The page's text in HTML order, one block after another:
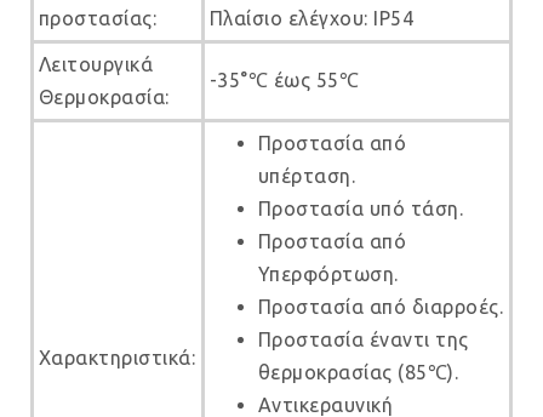
προστασίας:
Πλαίσιο ελέγχου: IP54
Λειτουργικά
Θερμοκρασία:
-35°℃ έως 55℃
Χαρακτηριστικά:
Προστασία από
υπέρταση.
Προστασία υπό τάση.
Προστασία από
Υπερφόρτωση.
Προστασία από διαρροές.
Προστασία έναντι της
θερμοκρασίας (85℃).
Αντικεραυνική